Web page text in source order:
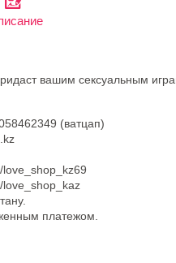
вашим сексуальным
(ватцап)
love_shop_kaz
платежом.